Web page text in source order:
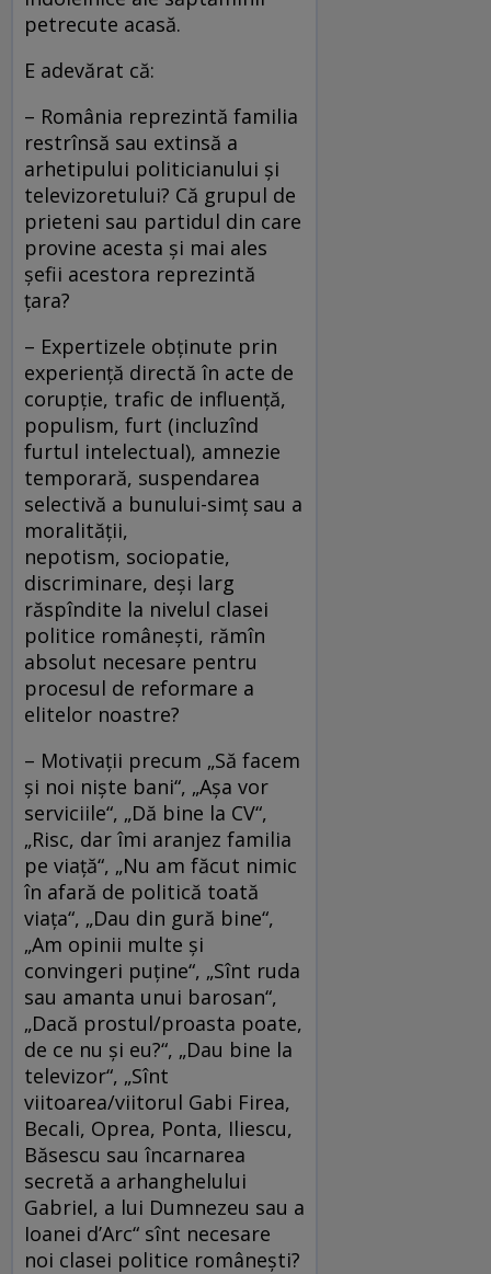
petrecute acasă.
E adevărat că:
– România reprezintă familia
restrînsă sau extinsă a
arhetipului politicianului şi
televizoretului? Că grupul de
prieteni sau partidul din care
provine acesta şi mai ales
şefii acestora reprezintă
ţara?
– Expertizele obţinute prin
experienţă directă în acte de
corupţie, trafic de influenţă,
populism, furt (incluzînd
furtul intelectual), amnezie
temporară, suspendarea
selectivă a bunului-simţ sau a
moralităţii,
nepotism, sociopatie,
discriminare, deşi larg
răspîndite la nivelul clasei
politice româneşti, rămîn
absolut necesare pentru
procesul de reformare a
elitelor noastre?
– Motivaţii precum „Să facem
şi noi nişte bani“, „Aşa vor
serviciile“, „Dă bine la CV“,
„Risc, dar îmi aranjez familia
pe viaţă“, „Nu am făcut nimic
în afară de politică toată
viaţa“, „Dau din gură bine“,
„Am opinii multe şi
convingeri puţine“, „Sînt ruda
sau amanta unui barosan“,
„Dacă prostul/proasta poate,
de ce nu şi eu?“, „Dau bine la
televizor“, „Sînt
viitoarea/viitorul Gabi Firea,
Becali, Oprea, Ponta, Iliescu,
Băsescu sau încarnarea
secretă a arhanghelului
Gabriel, a lui Dumnezeu sau a
Ioanei d’Arc“ sînt necesare
noi clasei politice româneşti?